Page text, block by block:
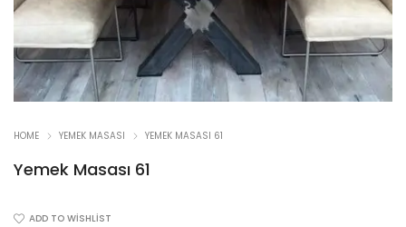
HOME YEMEK MASASI YEMEK MASASI 61
Yemek Masası 61
ADD TO WISHLIST